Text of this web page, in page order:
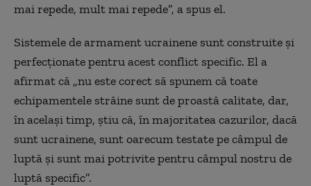
mai repede, mult mai repede”, a spus el.
Sistemele de armament ucrainene sunt construite și
perfecționate pentru acest conflict specific. El a
afirmat că „nu este corect să spunem că toate
echipamentele străine sunt de proastă calitate, dar,
în același timp, știu că, în majoritatea cazurilor, dacă
sunt ucrainene, sunt oarecum testate pe câmpul de
luptă și sunt mai potrivite pentru câmpul nostru de
luptă specific”.